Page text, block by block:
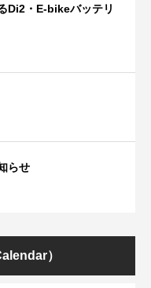
Di2・E-bikeバッテリ
らせ
）